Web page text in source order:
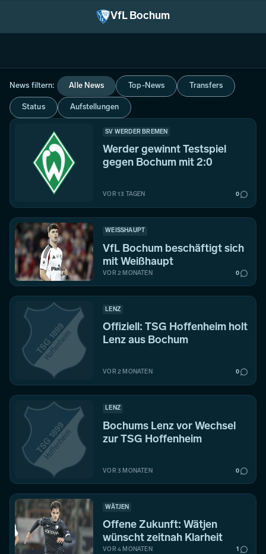
VfL Bochum
News filtern: Alle News Top-News Transfers
Status Aufstellungen
SV WERDER BREMEN
Werder gewinnt Testspiel
gegen Bochum mit 2:0
VOR 13 TAGEN 0
WEISSHAUPT
VfL Bochum beschäftigt sich
mit Weißhaupt
VOR 2 MONATEN 0
LENZ
Offiziell: TSG Hoffenheim holt
Lenz aus Bochum
VOR 2 MONATEN 0
LENZ
Bochums Lenz vor Wechsel
zur TSG Hoffenheim
VOR 3 MONATEN 0
WÄTJEN
Offene Zukunft: Wätjen
wünscht zeitnah Klarheit
VOR 4 MONATEN 1